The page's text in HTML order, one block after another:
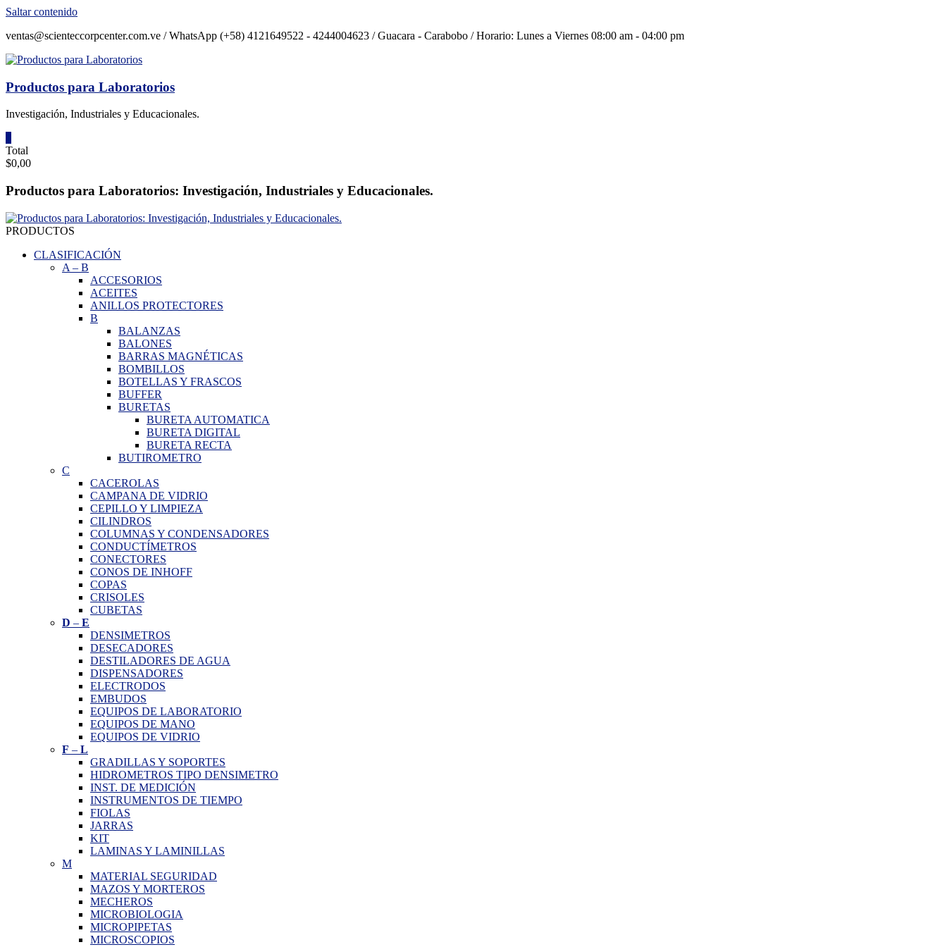
Saltar contenido
ventas@scienteccorpcenter.com.ve / WhatsApp (+58) 4121649522 - 4244004623 / Guacara - Carabobo / Horario: Lunes a Viernes 08:00 am - 04:00 pm
Productos para Laboratorios
Investigación, Industriales y Educacionales.
Total
$0,00
Productos para Laboratorios: Investigación, Industriales y Educacionales.
PRODUCTOS
CLASIFICACIÓN
A – B
ACCESORIOS
ACEITES
ANILLOS PROTECTORES
B
BALANZAS
BALONES
BARRAS MAGNÉTICAS
BOMBILLOS
BOTELLAS Y FRASCOS
BUFFER
BURETAS
BURETA AUTOMATICA
BURETA DIGITAL
BURETA RECTA
BUTIROMETRO
C
CACEROLAS
CAMPANA DE VIDRIO
CEPILLO Y LIMPIEZA
CILINDROS
COLUMNAS Y CONDENSADORES
CONDUCTÍMETROS
CONECTORES
CONOS DE INHOFF
COPAS
CRISOLES
CUBETAS
D – E
DENSIMETROS
DESECADORES
DESTILADORES DE AGUA
DISPENSADORES
ELECTRODOS
EMBUDOS
EQUIPOS DE LABORATORIO
EQUIPOS DE MANO
EQUIPOS DE VIDRIO
F – L
GRADILLAS Y SOPORTES
HIDROMETROS TIPO DENSIMETRO
INST. DE MEDICIÓN
INSTRUMENTOS DE TIEMPO
FIOLAS
JARRAS
KIT
LAMINAS Y LAMINILLAS
M
MATERIAL SEGURIDAD
MAZOS Y MORTEROS
MECHEROS
MICROBIOLOGIA
MICROPIPETAS
MICROSCOPIOS